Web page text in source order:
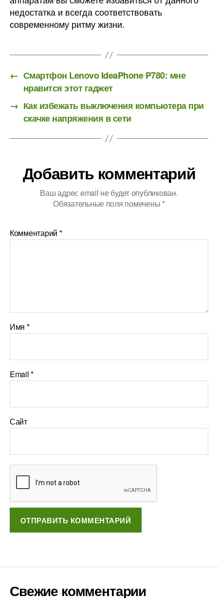
недостатка и всегда соответствовать
современному ритму жизни.
← Смартфон Lenovo IdeaPhone P780: мне
нравится этот гаджет
→ Как избежать выключения компьютера при
скачке напряжения в сети
Добавить комментарий
Ваш адрес email не будет опубликован.
Обязательные поля помечены *
Комментарий *
Имя *
Email*
Сайт
Свежие комментарии